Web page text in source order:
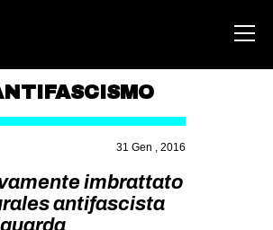
AREA
DEGENERAZIONE
31 Gen , 2016
imbrattato
antifascista